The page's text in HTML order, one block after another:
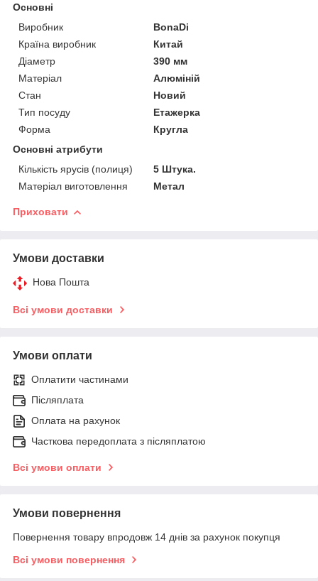
Основні
Виробник
BonaDi
Країна виробник
Китай
Діаметр
390 мм
Матеріал
Алюміній
Стан
Новий
Тип посуду
Етажерка
Форма
Кругла
Основні атрибути
Кількість ярусів (полиця)
5 Штука.
Матеріал виготовлення
Метал
Приховати
Умови доставки
Нова Пошта
Всі умови доставки
Умови оплати
Оплатити частинами
Післяплата
Оплата на рахунок
Часткова передоплата з післяплатою
Всі умови оплати
Умови повернення
Повернення товару впродовж 14 днів за рахунок покупця
Всі умови повернення